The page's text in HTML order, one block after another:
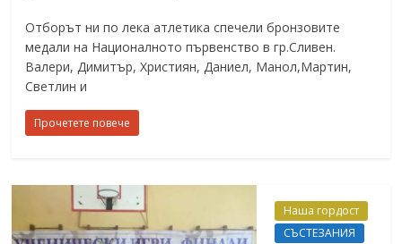
Отборът ни по лека атлетика спечели бронзовите
медали на Националното първенство в гр.Сливен.
Валери, Димитър, Християн, Даниел, Манол,Мартин,
Светлин и
Прочетете повече
Наша гордост
СЪСТЕЗАНИЯ